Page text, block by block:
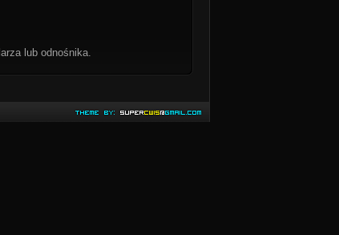
lub odnośnika.